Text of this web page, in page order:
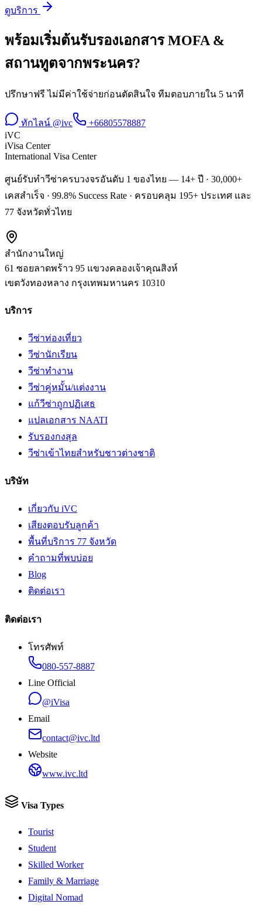
ดูบริการ
พร้อมเริ่มต้นรับรองเอกสาร MOFA &
สถานทูตจากพระนคร?
ปรึกษาฟรี ไม่มีค่าใช้จ่ายก่อนตัดสินใจ ทีมตอบภายใน 5 นาที
ทักไลน์ @ivc
+66805578887
iVC
iVisa Center
International Visa Center
ศูนย์รับทำวีซ่าครบวงจรอันดับ 1 ของไทย — 14+ ปี · 30,000+
เคสสำเร็จ · 99.8% Success Rate · ครอบคลุม 195+ ประเทศ และ
77 จังหวัดทั่วไทย
สำนักงานใหญ่
61 ซอยลาดพร้าว 95 แขวงคลองเจ้าคุณสิงห์
เขตวังทองหลาง กรุงเทพมหานคร 10310
บริการ
วีซ่าท่องเที่ยว
วีซ่านักเรียน
วีซ่าทำงาน
วีซ่าคู่หมั้น/แต่งงาน
แก้วีซ่าถูกปฏิเสธ
แปลเอกสาร NAATI
รับรองกงสุล
วีซ่าเข้าไทยสำหรับชาวต่างชาติ
บริษัท
เกี่ยวกับ iVC
เสียงตอบรับลูกค้า
พื้นที่บริการ 77 จังหวัด
คำถามที่พบบ่อย
Blog
ติดต่อเรา
ติดต่อเรา
โทรศัพท์
080-557-8887
Line Official
@iVisa
Email
contact@ivc.ltd
Website
www.ivc.ltd
Visa Types
Tourist
Student
Skilled Worker
Family & Marriage
Digital Nomad